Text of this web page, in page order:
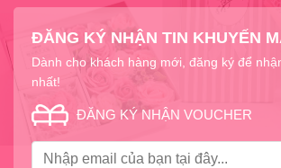
ĐĂNG KÝ NHẬN TIN KHUYẾN
Dành cho khách hàng mới, đăng ký để
nhất!
ĐĂNG KÝ NHẬN VOUCHER